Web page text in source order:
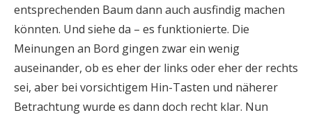
entsprechenden Baum dann auch ausfindig machen
könnten. Und siehe da – es funktionierte. Die
Meinungen an Bord gingen zwar ein wenig
auseinander, ob es eher der links oder eher der rechts
sei, aber bei vorsichtigem Hin-Tasten und näherer
Betrachtung wurde es dann doch recht klar. Nun